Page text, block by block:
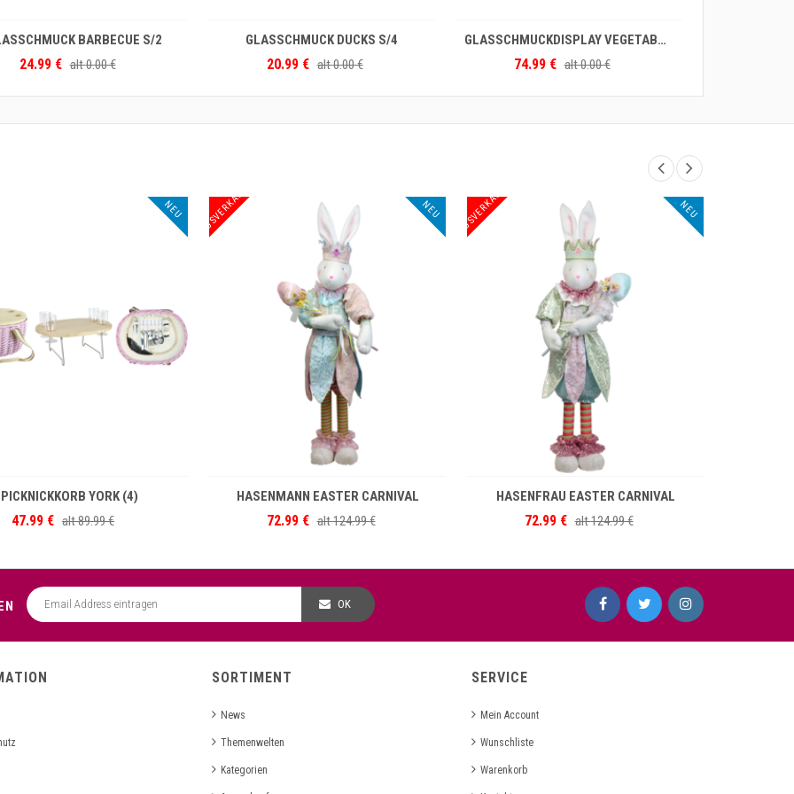
GLASSCHMUCK DUCKS S/4
20.99 €
GLASSCHMUCKDISPLAY VEGETABLE S/12
74.99 €
LEUCHTER COLOR FUSION
24.99 €
NEU
PICKNICKKORB YORK (4)
47.99 € alt89.99 €
AUSVERKAUF NEU
HASENMANN EASTER CARNIVAL
72.99 € alt124.99 €
AUSVERKAUF NEU
IN DEN WARENKORB
HASENFRAU EASTER CARNIVAL
72.99 € alt124.99 €
IN DEN WARENKORB
OK
SORTIMENT
News
Themenwelten
Kategorien
SERVICE
Mein Account
Wunschliste
Warenkorb